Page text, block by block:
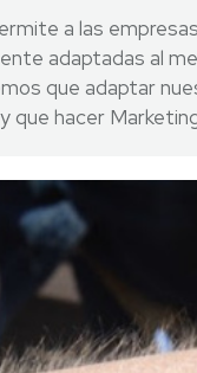
a las
adaptadas al
que adaptar
que hacer